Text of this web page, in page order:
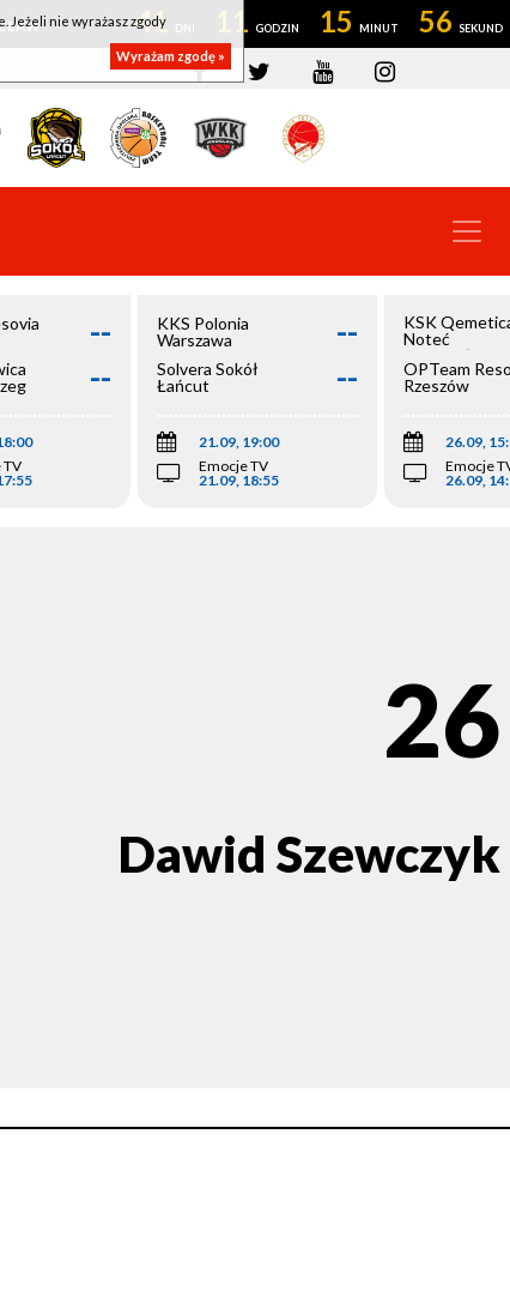
41 11 15 55
--
--
TV
KKS Polonia
Warszawa
--
Solvera Sokół
Łańcut
--
21.09, 19:00
Emocje TV
21.09, 18:55
KSK
Noteć
Inowrocław
OPTeam
Rzeszów
26.09,
Emocje
26.09,
26
Dawid Szewczyk
Jeżeli nie wyrażasz zgody
Wyrażam zgodę »